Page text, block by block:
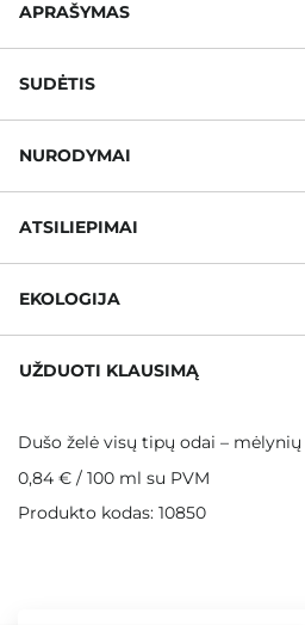
APRAŠYMAS
SUDĖTIS
NURODYMAI
ATSILIEPIMAI
EKOLOGIJA
UŽDUOTI KLAUSIMĄ
Dušo želė visų tipų odai – mėlynių
0,84 € / 100 ml su PVM
Produkto kodas: 10850